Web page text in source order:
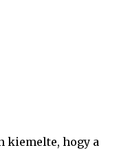
kiemelte, hogy a